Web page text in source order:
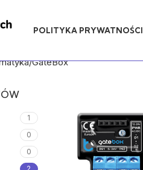
POLITYKA PRYWATNOŚCI
GateBox
1
0
0